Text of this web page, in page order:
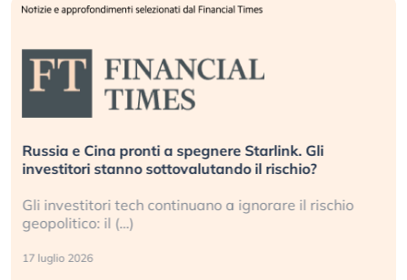
Russia e Cina pronti a spegnere Starlink. Gli
investitori stanno sottovalutando il rischio?
Gli investitori tech continuano a ignorare il rischio
geopolitico: il (…)
17 luglio 2026